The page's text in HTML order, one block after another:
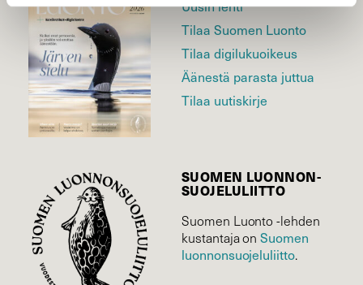
Uusin lehti
Tilaa Suomen Luonto
Tilaa digilukuoikeus
Äänestä parasta juttua
Tilaa uutiskirje
SUOMEN LUONNON­
SUOJELU­LIITTO
Suomen Luonto -lehden
kustantaja onSuomen
luonnonsuojelu­liitto.